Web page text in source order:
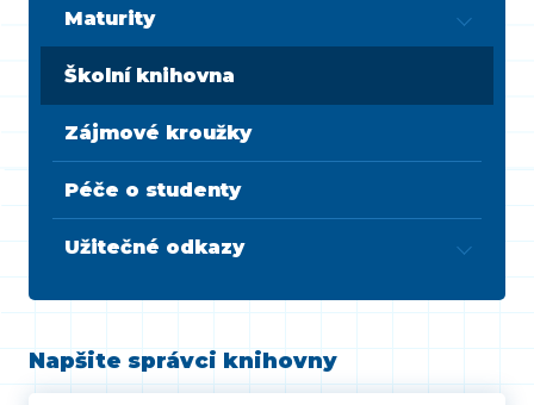
Maturity
Školní knihovna
Zájmové kroužky
Péče o studenty
Užitečné odkazy
Napšite správci knihovny